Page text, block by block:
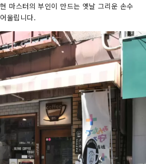
마스터의 부인이 만드는 옛날 그리운 손수
울립니다.